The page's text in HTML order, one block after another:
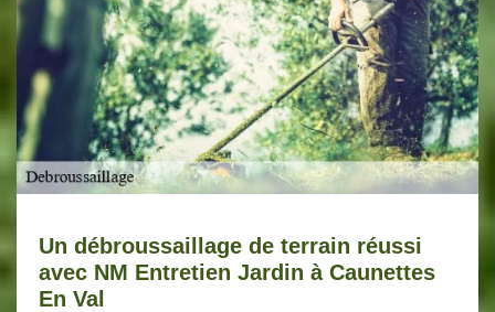
Un débroussaillage de terrain réussi
avec NM Entretien Jardin à Caunettes
En Val